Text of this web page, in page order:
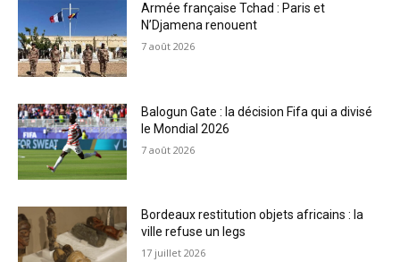
Armée française Tchad : Paris et
N’Djamena renouent
7 août 2026
Balogun Gate : la décision Fifa qui a divisé
le Mondial 2026
7 août 2026
Bordeaux restitution objets africains : la
ville refuse un legs
17 juillet 2026